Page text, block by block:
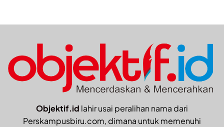
Objektif.id lahir usai peralihan nama dari
Perskampusbiru.com, dimana untuk memenuhi